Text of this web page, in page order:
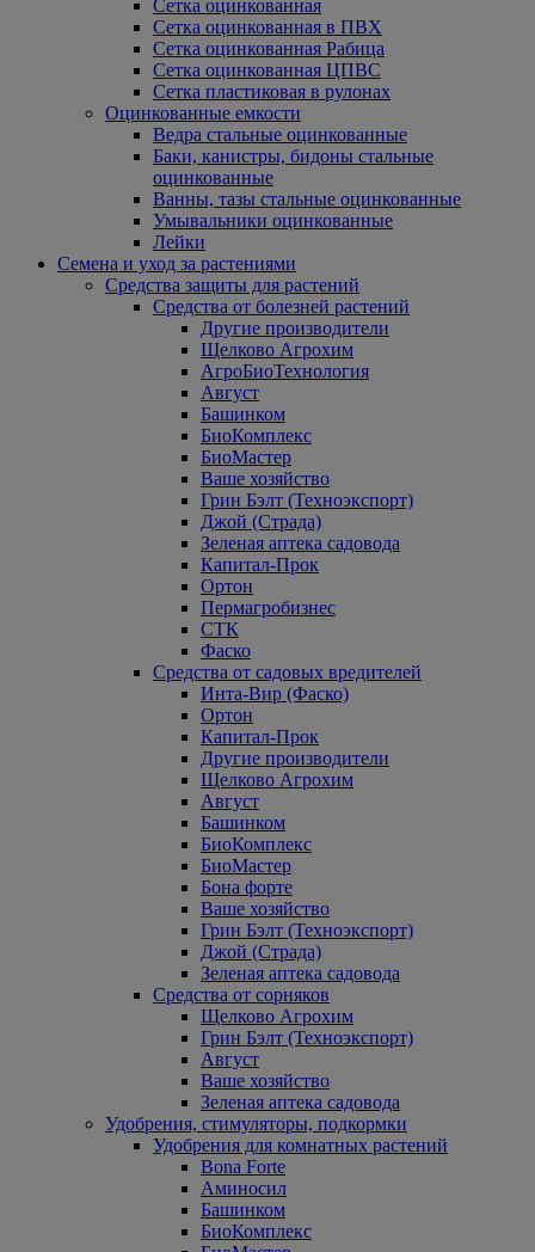
Сетка оцинкованная
Сетка оцинкованная в ПВХ
Сетка оцинкованная Рабица
Сетка оцинкованная ЦПВС
Сетка пластиковая в рулонах
Оцинкованные емкости
Ведра стальные оцинкованные
Баки, канистры, бидоны стальные
оцинкованные
Ванны, тазы стальные оцинкованные
Умывальники оцинкованные
Лейки
Семена и уход за растениями
Средства защиты для растений
Средства от болезней растений
Другие производители
Щелково Агрохим
АгроБиоТехнология
Август
Башинком
БиоКомплекс
БиоМастер
Ваше хозяйство
Грин Бэлт (Техноэкспорт)
Джой (Страда)
Зеленая аптека садовода
Капитал-Прок
Ортон
Пермагробизнес
СТК
Фаско
Средства от садовых вредителей
Инта-Вир (Фаско)
Ортон
Капитал-Прок
Другие производители
Щелково Агрохим
Август
Башинком
БиоКомплекс
БиоМастер
Бона форте
Ваше хозяйство
Грин Бэлт (Техноэкспорт)
Джой (Страда)
Зеленая аптека садовода
Средства от сорняков
Щелково Агрохим
Грин Бэлт (Техноэкспорт)
Август
Ваше хозяйство
Зеленая аптека садовода
Удобрения, стимуляторы, подкормки
Удобрения для комнатных растений
Bona Forte
Аминосил
Башинком
БиоКомплекс